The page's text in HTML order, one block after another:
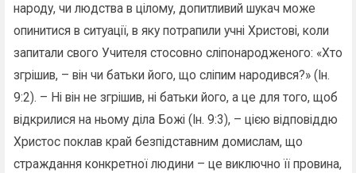
народу, чи людства в цілому, допитливий шукач може
опинитися в ситуації, в яку потрапили учні Христові, коли
запитали свого Учителя стосовно сліпонародженого: «Хто
згрішив, – він чи батьки його, що сліпим народився?» (Ін.
9:2). – Ні він не згрішив, ні батьки його, а це для того, щоб
відкрилися на ньому діла Божі (Ін. 9:3), – цією відповіддю
Христос поклав край безпідставним домислам, що
страждання конкретної людини – це виключно її провина,